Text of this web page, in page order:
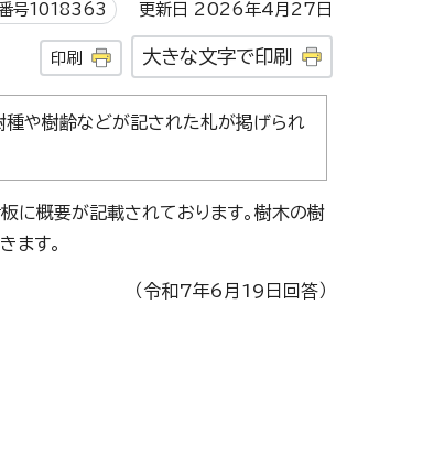
号1018363 更新日 2026年4月27日
印刷 大きな文字で印刷
種や樹齢などが記された札が掲げられ
に概要が記載されております。樹木の樹
ます。
（令和7年6月19日回答）